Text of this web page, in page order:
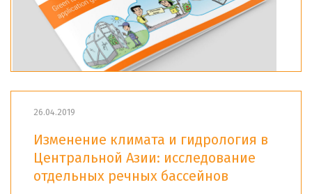
26.04.2019
Изменение климата и гидрология в
Центральной Азии: исследование
отдельных речных бассейнов